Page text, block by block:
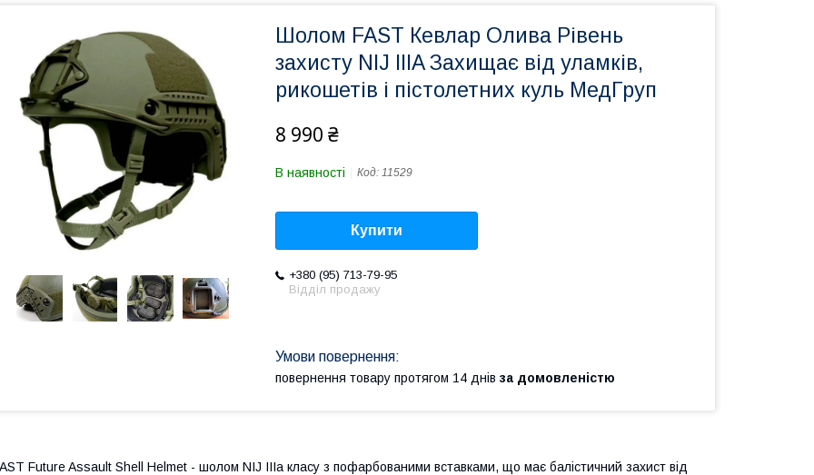
Шолом FAST Кевлар Олива Рівень
захисту NIJ IIIA Захищає від уламків,
рикошетів і пістолетних куль МедГруп
8 990 ₴
В наявності Код: 11529
Купити
+380 (95) 713-79-95
Відділ продажу
повернення товару протягом 14 днів за домовленістю
Future Assault Shell Helmet - шолом NIJ IIIa класу з пофарбованими вставками, що має балістичний захист від